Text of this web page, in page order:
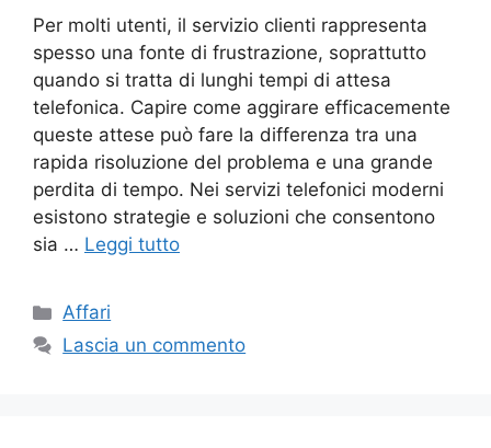
Per molti utenti, il servizio clienti rappresenta
spesso una fonte di frustrazione, soprattutto
quando si tratta di lunghi tempi di attesa
telefonica. Capire come aggirare efficacemente
queste attese può fare la differenza tra una
rapida risoluzione del problema e una grande
perdita di tempo. Nei servizi telefonici moderni
esistono strategie e soluzioni che consentono
sia … Leggi tutto
Categorie
Affari
Lascia un commento